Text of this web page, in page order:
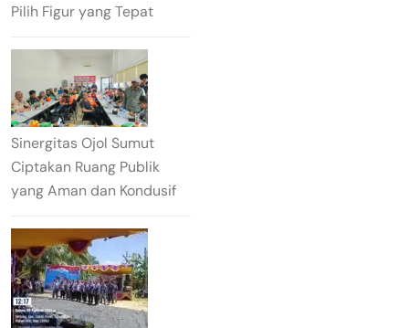
Pilih Figur yang Tepat
Sinergitas Ojol Sumut
Ciptakan Ruang Publik
yang Aman dan Kondusif